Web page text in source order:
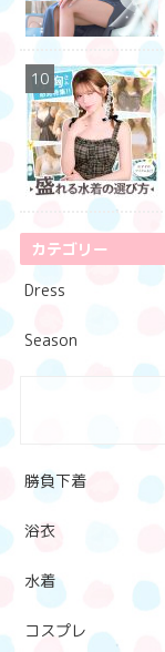
カテゴリー
Dress
Season
勝負下着
浴衣
水着
コスプレ